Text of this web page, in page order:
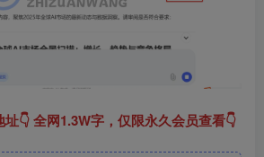
👇 全网1.3W字，仅限永久会员查看👇